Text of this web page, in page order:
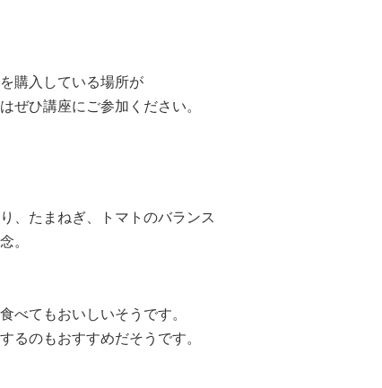
購入している場所が
ぜひ講座にご参加ください。
、たまねぎ、トマトのバランス
。
べてもおいしいそうです。
るのもおすすめだそうです。